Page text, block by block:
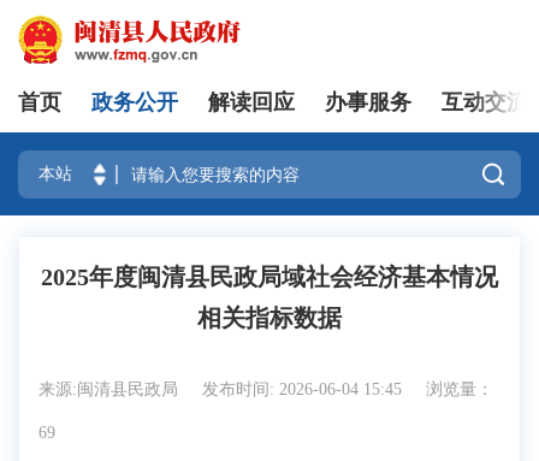
登录
首页 政务公开 解读回应 办事服务 互动交流

2025年度闽清县民政局域社会经济基本情况
相关指标数据
来源:闽清县民政局 发布时间: 2026-06-04 15:45 浏览量：
69